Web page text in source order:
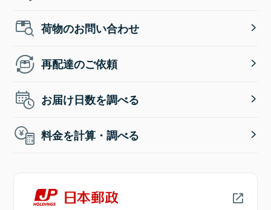
荷物のお問い合わせ
再配達のご依頼
お届け日数を調べる
料金を計算・調べる